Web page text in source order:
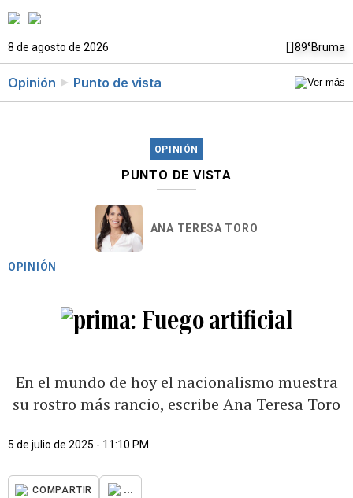
8 de agosto de 2026 89°Bruma
Opinión Punto de vista
OPINIÓN
PUNTO DE VISTA
ANA TERESA TORO
OPINIÓN
Fuego artificial
En el mundo de hoy el nacionalismo muestra
su rostro más rancio, escribe Ana Teresa Toro
5 de julio de 2025 - 11:10 PM
COMPARTIR ...